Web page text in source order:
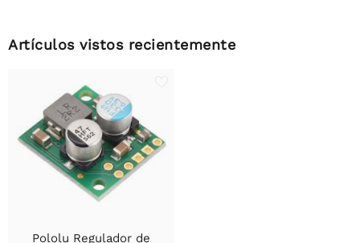
Artículos vistos recientemente
Pololu Regulador de